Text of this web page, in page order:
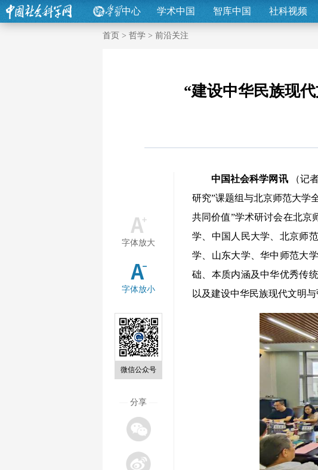
中心 学术中国 智库中国 社科视频
首页 > 哲学 > 前沿关注
“建设中华民族现
字体放大
字体放小
微信公众号
分享
中国社会科学网讯（记
研究”课题组与北京师范大学
共同价值”学术研讨会在北京
学、中国人民大学、北京师
学、山东大学、华中师范大
础、本质内涵及中华优秀传
以及建设中华民族现代文明